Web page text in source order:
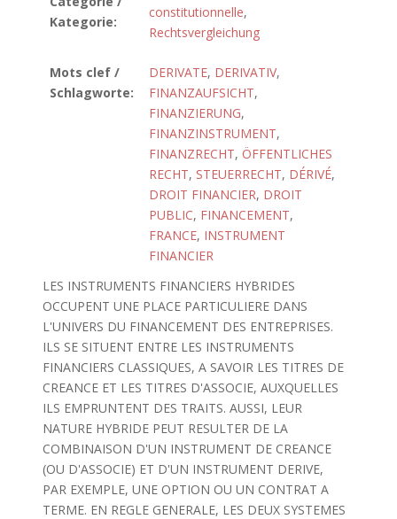
Kategorie:
constitutionnelle,
Rechtsvergleichung
Mots clef /
Schlagworte:
DERIVATE, DERIVATIV,
FINANZAUFSICHT,
FINANZIERUNG,
FINANZINSTRUMENT,
FINANZRECHT, ÖFFENTLICHES
RECHT, STEUERRECHT, DÉRIVÉ,
DROIT FINANCIER, DROIT
PUBLIC, FINANCEMENT,
FRANCE, INSTRUMENT
FINANCIER
LES INSTRUMENTS FINANCIERS HYBRIDES
OCCUPENT UNE PLACE PARTICULIERE DANS
L'UNIVERS DU FINANCEMENT DES ENTREPRISES.
ILS SE SITUENT ENTRE LES INSTRUMENTS
FINANCIERS CLASSIQUES, A SAVOIR LES TITRES DE
CREANCE ET LES TITRES D'ASSOCIE, AUXQUELLES
ILS EMPRUNTENT DES TRAITS. AUSSI, LEUR
NATURE HYBRIDE PEUT RESULTER DE LA
COMBINAISON D'UN INSTRUMENT DE CREANCE
(OU D'ASSOCIE) ET D'UN INSTRUMENT DERIVE,
PAR EXEMPLE, UNE OPTION OU UN CONTRAT A
TERME. EN REGLE GENERALE, LES DEUX SYSTEMES